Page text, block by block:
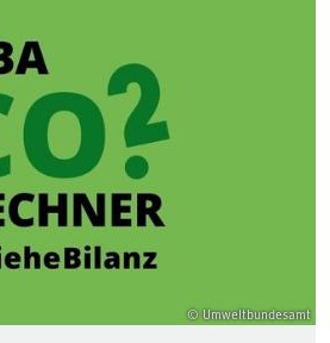
© Umweltbundesamt